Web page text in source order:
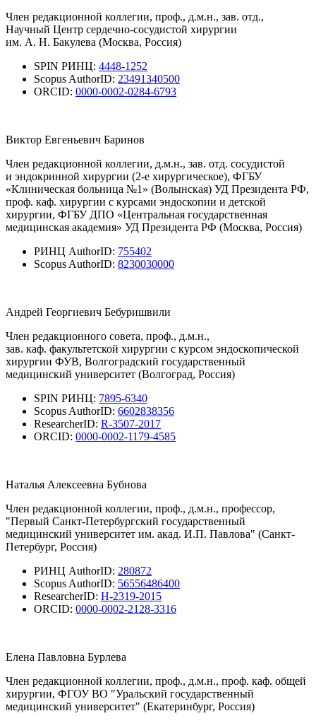
Член редакционной коллегии, проф., д.м.н., зав. отд.,
Научный Центр сердечно-сосудистой хирургии
им. А. Н. Бакулева (Москва, Россия)
SPIN РИНЦ: 4448-1252
Scopus AuthorID: 23491340500
ORCID: 0000-0002-0284-6793
Виктор Евгеньевич Баринов
Член редакционной коллегии, д.м.н., зав. отд. сосудистой
и эндокринной хирургии (2-е хирургическое), ФГБУ
«Клиническая больница №1» (Волынская) УД Президента РФ,
проф. каф. хирургии с курсами эндоскопии и детской
хирургии, ФГБУ ДПО «Центральная государственная
медицинская академия» УД Президента РФ (Москва, Россия)
РИНЦ AuthorID: 755402
Scopus AuthorID: 8230030000
Андрей Георгиевич Бебуришвили
Член редакционного совета, проф., д.м.н.,
зав. каф. факультетской хирургии с курсом эндоскопической
хирургии ФУВ, Волгоградский государственный
медицинский университет (Волгоград, Россия)
SPIN РИНЦ: 7895-6340
Scopus AuthorID: 6602838356
ResearcherID: R-3507-2017
ORCID: 0000-0002-1179-4585
Наталья Алексеевна Бубнова
Член редакционной коллегии, проф., д.м.н., профессор,
"Первый Санкт-Петербургский государственный
медицинский университет им. акад. И.П. Павлова" (Санкт-
Петербург, Россия)
РИНЦ AuthorID: 280872
Scopus AuthorID: 56556486400
ResearcherID: H-2319-2015
ORCID: 0000-0002-2128-3316
Елена Павловна Бурлева
Член редакционной коллегии, проф., д.м.н., проф. каф. общей
хирургии, ФГОУ ВО "Уральский государственный
медицинский университет" (Екатеринбург, Россия)